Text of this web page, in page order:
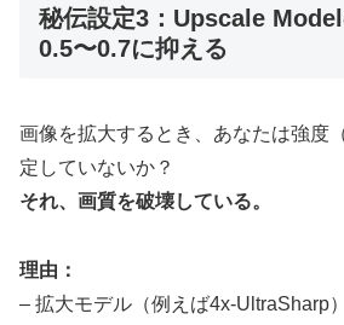
秘伝設定3：Upscale
0.5〜0.7に抑える
画像を拡大するとき、あなたは強度
定していないか？
それ、画質を破壊している。
理由：
– 拡大モデル（例えば4x-UltraSharp